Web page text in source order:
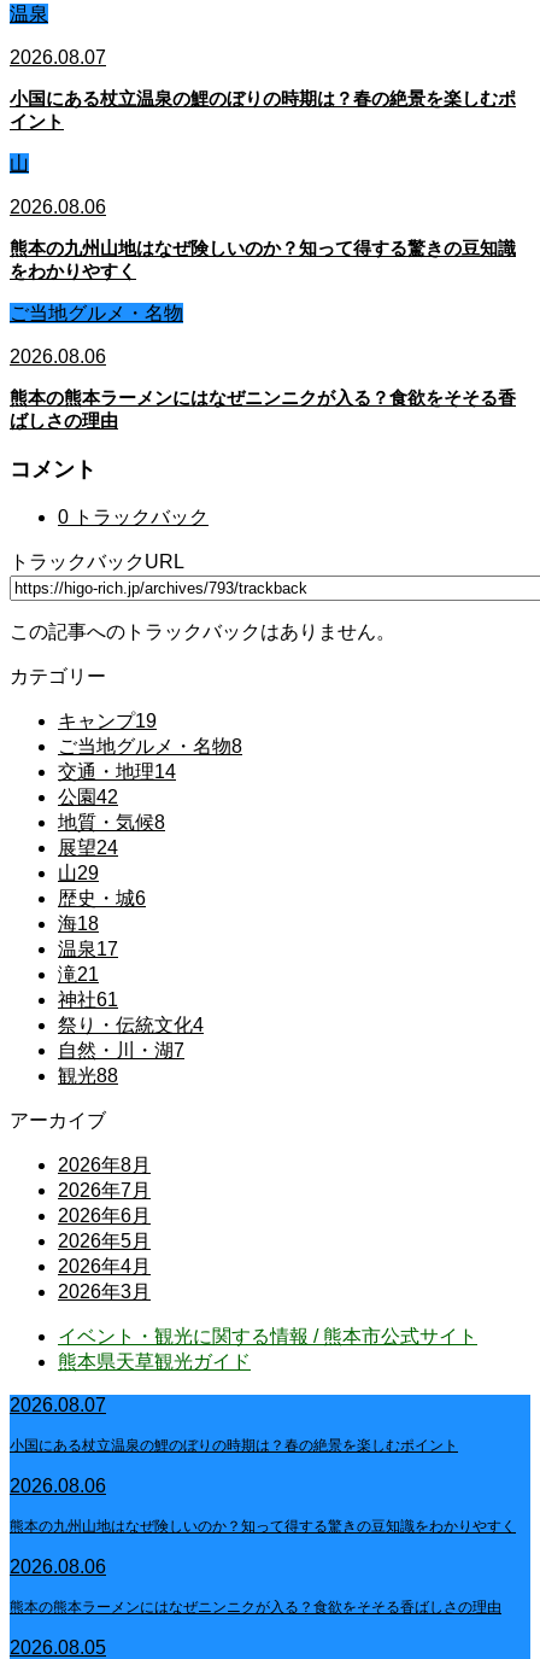
温泉
2026.08.07
小国にある杖立温泉の鯉のぼりの時期は？春の絶景を楽しむポ
イント
山
2026.08.06
熊本の九州山地はなぜ険しいのか？知って得する驚きの豆知識
をわかりやすく
ご当地グルメ・名物
2026.08.06
熊本の熊本ラーメンにはなぜニンニクが入る？食欲をそそる香
ばしさの理由
コメント
0 トラックバック
トラックバックURL
この記事へのトラックバックはありません。
カテゴリー
キャンプ19
ご当地グルメ・名物8
交通・地理14
公園42
地質・気候8
展望24
山29
歴史・城6
海18
温泉17
滝21
神社61
祭り・伝統文化4
自然・川・湖7
観光88
アーカイブ
2026年8月
2026年7月
2026年6月
2026年5月
2026年4月
2026年3月
イベント・観光に関する情報 / 熊本市公式サイト
熊本県天草観光ガイド
2026.08.07
小国にある杖立温泉の鯉のぼりの時期は？春の絶景を楽しむポイント
2026.08.06
熊本の九州山地はなぜ険しいのか？知って得する驚きの豆知識をわかりやすく
2026.08.06
熊本の熊本ラーメンにはなぜニンニクが入る？食欲をそそる香ばしさの理由
2026.08.05